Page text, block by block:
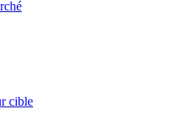
cible